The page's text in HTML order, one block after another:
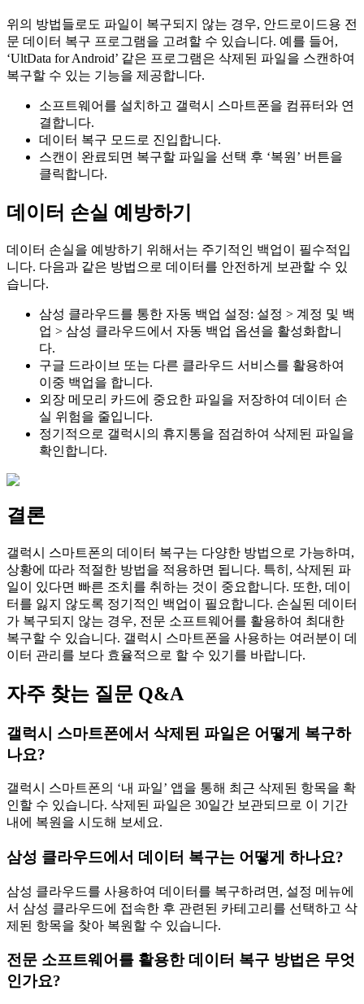
위의 방법들로도 파일이 복구되지 않는 경우, 안드로이드용 전
문 데이터 복구 프로그램을 고려할 수 있습니다. 예를 들어,
‘UltData for Android’ 같은 프로그램은 삭제된 파일을 스캔하여
복구할 수 있는 기능을 제공합니다.
소프트웨어를 설치하고 갤럭시 스마트폰을 컴퓨터와 연
결합니다.
데이터 복구 모드로 진입합니다.
스캔이 완료되면 복구할 파일을 선택 후 ‘복원’ 버튼을
클릭합니다.
데이터 손실 예방하기
데이터 손실을 예방하기 위해서는 주기적인 백업이 필수적입
니다. 다음과 같은 방법으로 데이터를 안전하게 보관할 수 있
습니다.
삼성 클라우드를 통한 자동 백업 설정: 설정 > 계정 및 백
업 > 삼성 클라우드에서 자동 백업 옵션을 활성화합니
다.
구글 드라이브 또는 다른 클라우드 서비스를 활용하여
이중 백업을 합니다.
외장 메모리 카드에 중요한 파일을 저장하여 데이터 손
실 위험을 줄입니다.
정기적으로 갤럭시의 휴지통을 점검하여 삭제된 파일을
확인합니다.
결론
갤럭시 스마트폰의 데이터 복구는 다양한 방법으로 가능하며,
상황에 따라 적절한 방법을 적용하면 됩니다. 특히, 삭제된 파
일이 있다면 빠른 조치를 취하는 것이 중요합니다. 또한, 데이
터를 잃지 않도록 정기적인 백업이 필요합니다. 손실된 데이터
가 복구되지 않는 경우, 전문 소프트웨어를 활용하여 최대한
복구할 수 있습니다. 갤럭시 스마트폰을 사용하는 여러분이 데
이터 관리를 보다 효율적으로 할 수 있기를 바랍니다.
자주 찾는 질문 Q&A
갤럭시 스마트폰에서 삭제된 파일은 어떻게 복구하
나요?
갤럭시 스마트폰의 ‘내 파일’ 앱을 통해 최근 삭제된 항목을 확
인할 수 있습니다. 삭제된 파일은 30일간 보관되므로 이 기간
내에 복원을 시도해 보세요.
삼성 클라우드에서 데이터 복구는 어떻게 하나요?
삼성 클라우드를 사용하여 데이터를 복구하려면, 설정 메뉴에
서 삼성 클라우드에 접속한 후 관련된 카테고리를 선택하고 삭
제된 항목을 찾아 복원할 수 있습니다.
전문 소프트웨어를 활용한 데이터 복구 방법은 무엇
인가요?